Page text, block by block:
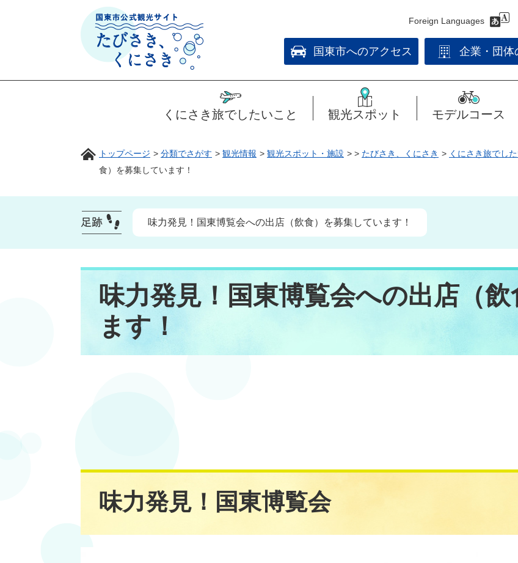
Foreign Languages
国東市へのアクセス 企業・団体
くにさき旅でしたいこと 観光スポット モデルコース
トップページ > 分類でさがす > 観光情報 > 観光スポット・施設 > > たびさき、くにさき > くにさき旅でし
食）を募集しています！
味力発見！国東博覧会への出店（飲食）を募集しています！
味力発見！国東博覧会への出店（
ます！
味力発見！国東博覧会